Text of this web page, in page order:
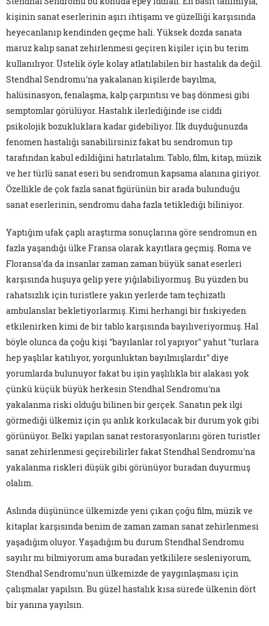
kişinin sanat eserlerinin aşırı ihtişamı ve güzelliği karşısında
heyecanlanıp kendinden geçme hali. Yüksek dozda sanata
maruz kalıp sanat zehirlenmesi geçiren kişiler için bu terim
kullanılıyor. Üstelik öyle kolay atlatılabilen bir hastalık da değil.
Stendhal Sendromu'na yakalanan kişilerde bayılma,
halüsinasyon, fenalaşma, kalp çarpıntısı ve baş dönmesi gibi
semptomlar görülüyor. Hastalık ilerlediğinde ise ciddi
psikolojik bozukluklara kadar gidebiliyor. İlk duyduğunuzda
fenomen hastalığı sanabilirsiniz fakat bu sendromun tıp
tarafından kabul edildiğini hatırlatalım. Tablo, film, kitap, müzik
ve her türlü sanat eseri bu sendromun kapsama alanına giriyor.
Özellikle de çok fazla sanat figürünün bir arada bulunduğu
sanat eserlerinin, sendromu daha fazla tetiklediği biliniyor.
Yaptığım ufak çaplı araştırma sonuçlarına göre sendromun en
fazla yaşandığı ülke Fransa olarak kayıtlara geçmiş. Roma ve
Floransa'da da insanlar zaman zaman büyük sanat eserleri
karşısında huşuya gelip yere yığılabiliyormuş. Bu yüzden bu
rahatsızlık için turistlere yakın yerlerde tam teçhizatlı
ambulanslar bekletiyorlarmış. Kimi herhangi bir fıskiyeden
etkilenirken kimi de bir tablo karşısında bayılıveriyormuş. Hal
böyle olunca da çoğu kişi "bayılanlar rol yapıyor" yahut "turlara
hep yaşlılar katılıyor, yorgunluktan bayılmışlardır" diye
yorumlarda bulunuyor fakat bu işin yaşlılıkla bir alakası yok
çünkü küçük büyük herkesin Stendhal Sendromu'na
yakalanma riski olduğu bilinen bir gerçek. Sanatın pek ilgi
görmediği ülkemiz için şu anlık korkulacak bir durum yok gibi
görünüyor. Belki yapılan sanat restorasyonlarını gören turistler
sanat zehirlenmesi geçirebilirler fakat Stendhal Sendromu'na
yakalanma riskleri düşük gibi görünüyor buradan duyurmuş
olalım.
Aslında düşününce ülkemizde yeni çıkan çoğu film, müzik ve
kitaplar karşısında benim de zaman zaman sanat zehirlenmesi
yaşadığım oluyor. Yaşadığım bu durum Stendhal Sendromu
sayılır mı bilmiyorum ama buradan yetkililere sesleniyorum,
Stendhal Sendromu'nun ülkemizde de yaygınlaşması için
çalışmalar yapılsın. Bu güzel hastalık kısa sürede ülkenin dört
bir yanına yayılsın.